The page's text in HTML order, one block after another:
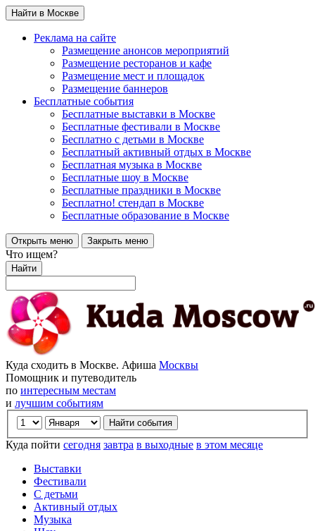
Найти в Москве
Реклама на сайте
Размещение анонсов мероприятий
Размещение ресторанов и кафе
Размещение мест и площадок
Размещение баннеров
Бесплатные события
Бесплатные выставки в Москве
Бесплатные фестивали в Москве
Бесплатно с детьми в Москве
Бесплатный активный отдых в Москве
Бесплатная музыка в Москве
Бесплатные шоу в Москве
Бесплатные праздники в Москве
Бесплатно! стендап в Москве
Бесплатные образование в Москве
Открыть меню Закрыть меню
Что ищем?
Найти
Куда сходить в Москве. Афиша Москвы
Помощник и путеводитель
по интересным местам
и лучшим событиям
Куда пойти сегодня завтра в выходные в этом месяце
Выставки
Фестивали
С детьми
Активный отдых
Музыка